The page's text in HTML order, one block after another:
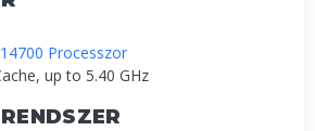
Processzor
up to 5.40 GHz